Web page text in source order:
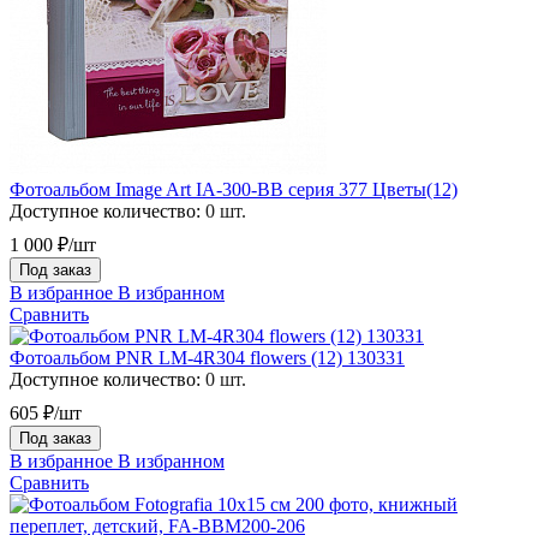
Фотоальбом Image Art IA-300-ВВ серия 377 Цветы(12)
Доступное количество: 0 шт.
1 000 ₽/шт
Под заказ
В избранное В избранном
Сравнить
Фотоальбом PNR LM-4R304 flowers (12) 130331
Доступное количество: 0 шт.
605 ₽/шт
Под заказ
В избранное В избранном
Сравнить